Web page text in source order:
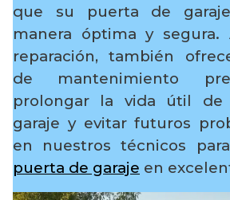
que su puerta de
manera óptima y segura.
reparación, también
de mantenimiento
prolongar la vida útil
garaje y evitar futuros
en nuestros técnicos
puerta de garaje en